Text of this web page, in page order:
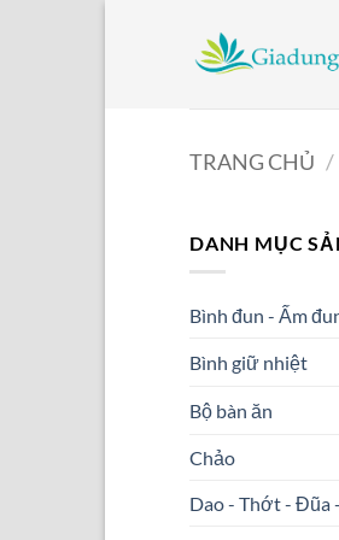
TRANG CHỦ /
DANH MỤC
Bình đun - Ấm
Bình giữ nhiệt
Bộ bàn ăn
Chảo
Dao - Thớt - Đũa